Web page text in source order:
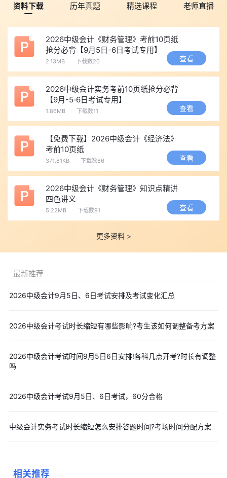
易错点一：金融资产转长期股权投资时初始投资成本的调整。
很多考生直接按原金融资产公允价值加新增投资成本确认，忽略了
相关调整。
易错点二：同一控制与非同一控制下企业合并的分录混淆。两
易错点三：合并报表抵销分录的顺序记混。建议按“先抵长投与
权益、再抵内部交易”的顺序练习，逐步形成固定套路。
2026中级会计备考资料下载
2026年中级会计各科目大纲教材变动汇总>>大纲教材变动解
析
2026年中级会计高频考点免费下载>>高频考点
2026年中级会计实务免费下载>>88个专业术语
2026年中级会计思维导图免费下载>>
2026年中级会计实务分录汇总免费下载>>
重点分录汇总
，涉及章节练习、模拟题、历年真题，考生可以在备考的时候来
即可开始刷题！
考生可以点击文字>>2026年中级会计考生专用备考资料包或
级会计报考、备考的各类精华资料，包括报考指南、考试大纲、高
资料下载 历年真题 精选课程 老师直播
2026中级会计《财务管理》考前10页纸
抢分必背【9月5日-6日考试专用】
2.13MB 下载数20 查看
2026中级会计实务考前10页纸抢分必背
【9月-5‑6日考试专用】
1.86MB 下载数11 查看
【免费下载】2026中级会计《经济法》
考前10页纸
371.81KB 下载数86 查看
2026中级会计《财务管理》知识点精讲
四色讲义
5.22MB 下载数91 查看
更多资料 >
最新推荐
2026中级会计9月5日、6日考试安排及考试变化汇总
2026中级会计考试时长缩短有哪些影响?考生该如何调整备考方案
2026中级会计考试时间9月5日6日安排!各科几点开考?时长有调整
吗
2026中级会计考试9月5日、6日考试，60分合格
中级会计实务考试时长缩短怎么安排答题时间?考场时间分配方案
相关推荐